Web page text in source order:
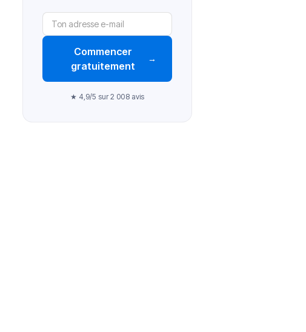
Commencer
gratuitement
→
★ 4,9/5 sur 2 008 avis